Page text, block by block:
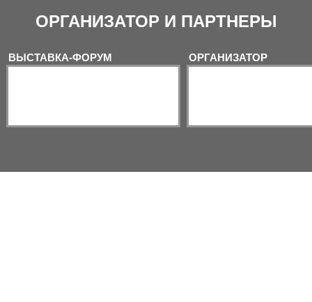
ОРГАНИЗАТОР И ПАРТНЕРЫ
ВЫСТАВКА-ФОРУМ ОРГАНИЗАТОР